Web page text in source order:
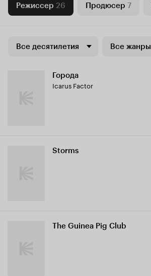
Режиссер 26 Продюсер 7
Все десятилетия Все жанры
Города
Icarus Factor
Storms
The Guinea Pig Club